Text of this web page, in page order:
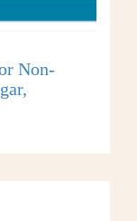
Non-